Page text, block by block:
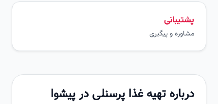
پشتیبانی
مشاوره و پیگیری
درباره تهیه غذا پرسنلی در پیشوا